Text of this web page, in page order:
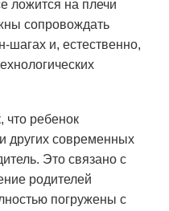
ложится на плечи
сопровождать
шагах и, естественно,
что ребенок
других современных
Это связано с
родителей
погружены с